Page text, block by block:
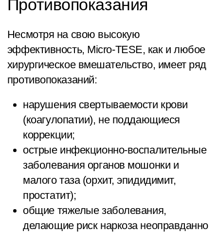
Противопоказания
Несмотря на свою высокую
эффективность, Micro-TESE, как и любое
хирургическое вмешательство, имеет ряд
противопоказаний:
нарушения свертываемости крови
(коагулопатии), не поддающиеся
коррекции;
острые инфекционно-воспалительные
заболевания органов мошонки и
малого таза (орхит, эпидидимит,
простатит);
общие тяжелые заболевания,
делающие риск наркоза неоправданно